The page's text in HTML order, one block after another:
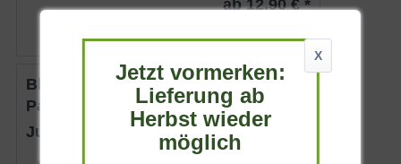
ab 12,90 € *
Blauer Kriech-Wacholder 'Blue
Pacific'
Juniperus conferta 'Blue Pacific'
X
Jetzt vormerken:
Lieferung ab
Herbst wieder
möglich